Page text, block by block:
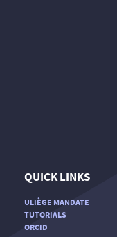
QUICK LINKS
ULIÈGE MANDATE
TUTORIALS
ORCID